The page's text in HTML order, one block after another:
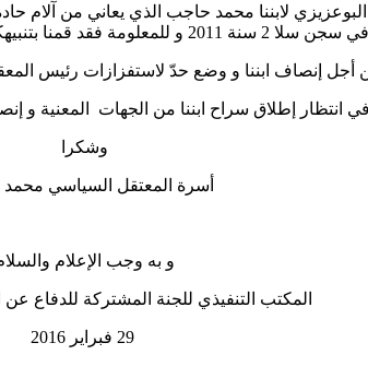
لابننا محمد حاجب الذي يعاني من آلام
بسجن تيفلت قبل ستة أشهر لكن دون جدوى
أجل إنصاف ابننا و وضع حدّ لاستفزازات رئيس
في انتظار إطلاق سراح ابننا من الجهات المعنية و
وشكرا
أسرة المعتقل السياسي
و به وجب الإعلام
المكتب التنفيذي للجنة المشتركة للدفاع عن
29 فبراير 2016